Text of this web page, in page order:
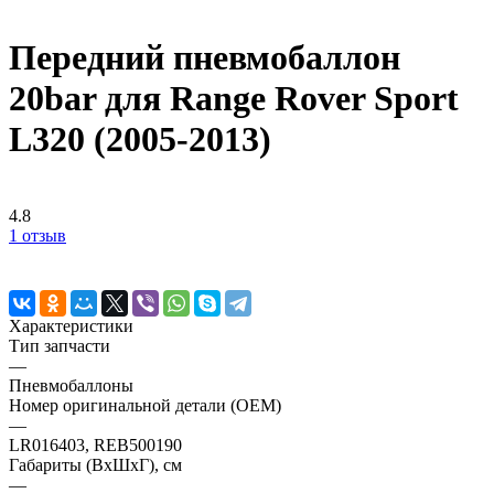
Передний пневмобаллон
20bar для Range Rover Sport
L320 (2005-2013)
4.8
1 отзыв
Характеристики
Тип запчасти
—
Пневмобаллоны
Номер оригинальной детали (OEM)
—
LR016403, REB500190
Габариты (ВхШхГ), см
—